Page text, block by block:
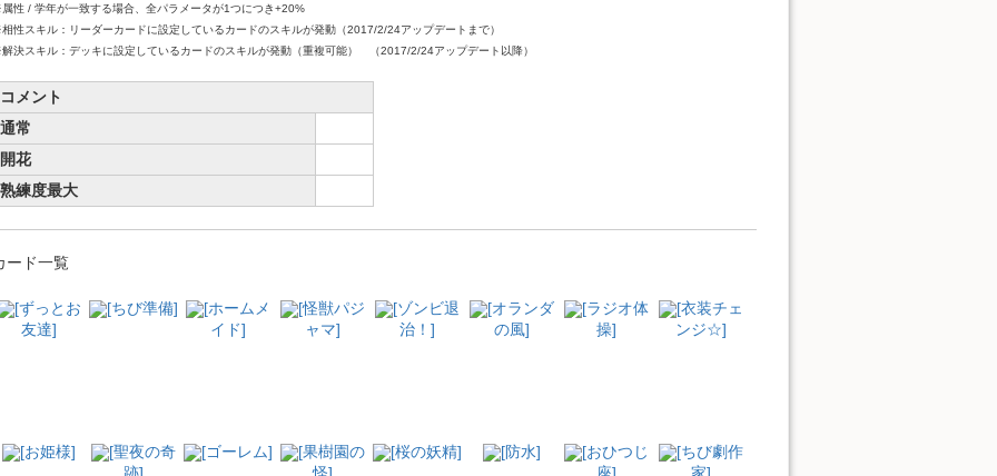
性 / 学年が一致する場合、全パラメータが1つにつき+20%
性スキル：リーダーカードに設定しているカードのスキルが発動（2017/2/24アップデートまで）
決スキル：デッキに設定しているカードのスキルが発動（重複可能） （2017/2/24アップデート以降）
コメント
通常
開花
熟練度最大
ード一覧
[ずっとお
友達]
[ちび準備]
[ホームメ
イド]
[怪獣パジ
ャマ]
[ゾンビ退
治！]
[オランダ
の風]
[ラジオ体
操]
[衣装チェ
ンジ☆]
[お姫様]
[聖夜の奇
[ゴーレム]
[果樹園の
[桜の妖精] [防水]
[おひつじ
[ちび劇作